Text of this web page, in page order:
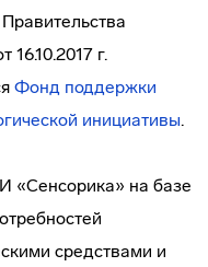
г.
Фонд поддержки
инициативы.
«Сенсорика» на базе
средствами и